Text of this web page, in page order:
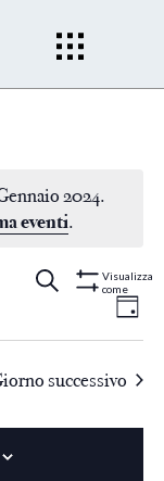
2024.
eventi.
Eventi
e
Cerca
Mostra
Visualizza
come
successivo